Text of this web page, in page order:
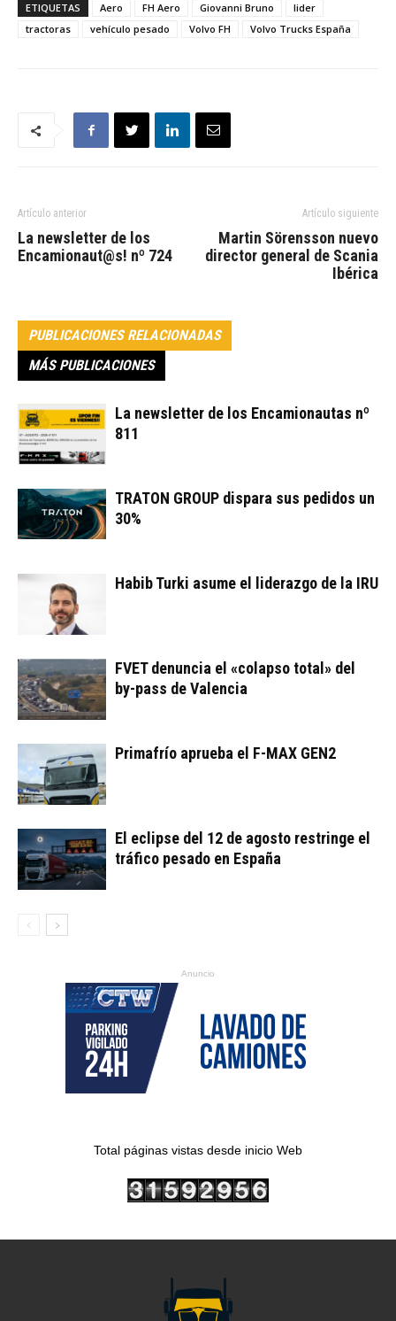
ETIQUETAS Aero FH Aero Giovanni Bruno
lider
tractoras
vehículo pesado Volvo FH Volvo Trucks España
Artículo anterior
La newsletter de los
Encamionaut@s! nº 724
Artículo siguiente
Martin Sörensson nuevo
director general de Scania
Ibérica
PUBLICACIONES RELACIONADAS
MÁS PUBLICACIONES
La newsletter de los Encamionautas nº
811
TRATON GROUP dispara sus pedidos un
30%
Habib Turki asume el liderazgo de la IRU
FVET denuncia el «colapso total» del
by-pass de Valencia
Primafrío aprueba el F-MAX GEN2
El eclipse del 12 de agosto restringe el
tráfico pesado en España
Anuncio
Total páginas vistas desde inicio Web